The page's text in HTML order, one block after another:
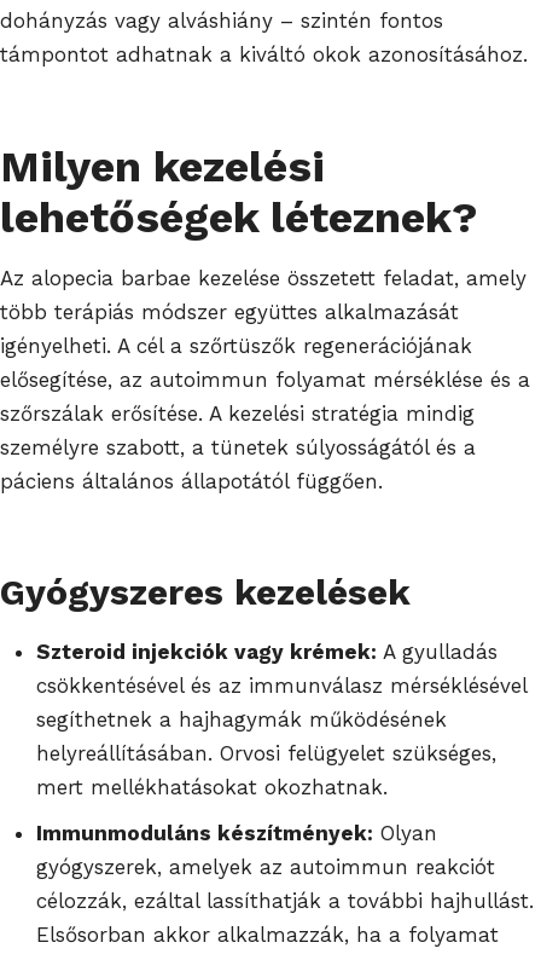
dohányzás vagy alváshiány – szintén fontos
támpontot adhatnak a kiváltó okok azonosításához.
Milyen kezelési
lehetőségek léteznek?
Az alopecia barbae kezelése összetett feladat, amely
több terápiás módszer együttes alkalmazását
igényelheti. A cél a szőrtüszők regenerációjának
elősegítése, az autoimmun folyamat mérséklése és a
szőrszálak erősítése. A kezelési stratégia mindig
személyre szabott, a tünetek súlyosságától és a
páciens általános állapotától függően.
Gyógyszeres kezelések
Szteroid injekciók vagy krémek: A gyulladás
csökkentésével és az immunválasz mérséklésével
segíthetnek a hajhagymák működésének
helyreállításában. Orvosi felügyelet szükséges,
mert mellékhatásokat okozhatnak.
Immunmoduláns készítmények: Olyan
gyógyszerek, amelyek az autoimmun reakciót
célozzák, ezáltal lassíthatják a további hajhullást.
Elsősorban akkor alkalmazzák, ha a folyamat